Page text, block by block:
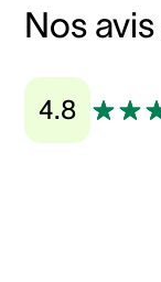
Nos
4.8